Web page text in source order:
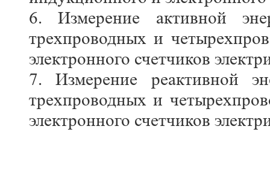
6. Измерение активной
трехпроводных и
электронного счетчиков
7. Измерение реактивной
трехпроводных и
электронного счетчиков